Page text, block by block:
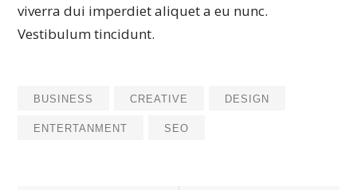
viverra dui imperdiet aliquet a eu nunc.
Vestibulum tincidunt.
BUSINESS CREATIVE DESIGN
ENTERTANMENT SEO